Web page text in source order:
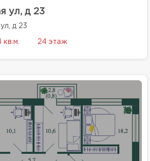
ул, д 23
д 23
кв.м. 24 этаж